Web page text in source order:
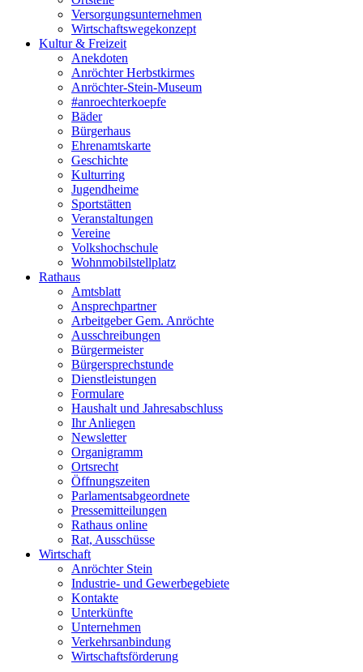
Versorgungsunternehmen
Wirtschaftswegekonzept
Kultur & Freizeit
Anekdoten
Anröchter Herbstkirmes
Anröchter-Stein-Museum
#anroechterkoepfe
Bäder
Bürgerhaus
Ehrenamtskarte
Geschichte
Kulturring
Jugendheime
Sportstätten
Veranstaltungen
Vereine
Volkshochschule
Wohnmobilstellplatz
Rathaus
Amtsblatt
Ansprechpartner
Arbeitgeber Gem. Anröchte
Ausschreibungen
Bürgermeister
Bürgersprechstunde
Dienstleistungen
Formulare
Haushalt und Jahresabschluss
Ihr Anliegen
Newsletter
Organigramm
Ortsrecht
Öffnungszeiten
Parlamentsabgeordnete
Pressemitteilungen
Rathaus online
Rat, Ausschüsse
Wirtschaft
Anröchter Stein
Industrie- und Gewerbegebiete
Kontakte
Unterkünfte
Unternehmen
Verkehrsanbindung
Wirtschaftsförderung